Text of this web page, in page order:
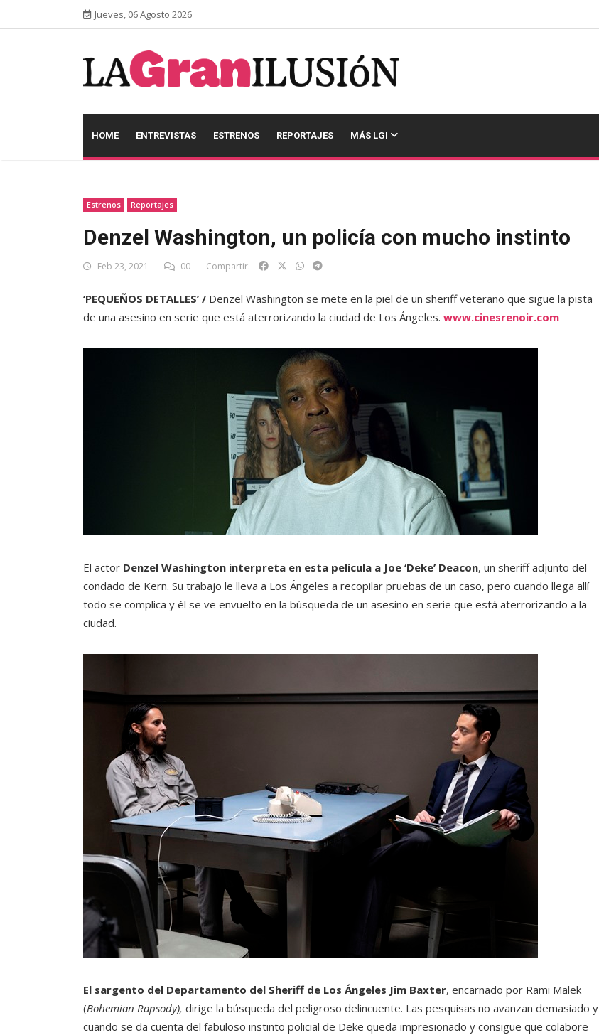
Jueves, 06 Agosto 2026
HOME ENTREVISTAS ESTRENOS REPORTAJES MÁS LGI
Estrenos Reportajes
Denzel Washington, un policía con mucho instinto
Feb 23, 2021 00 Compartir:
‘PEQUEÑOS DETALLES’ / Denzel Washington se mete en la piel de un sheriff veterano que sigue la pista
de una asesino en serie que está aterrorizando la ciudad de Los Ángeles. www.cinesrenoir.com
El actor Denzel Washington interpreta en esta película a Joe ‘Deke’ Deacon, un sheriff adjunto del
condado de Kern. Su trabajo le lleva a Los Ángeles a recopilar pruebas de un caso, pero cuando llega allí
todo se complica y él se ve envuelto en la búsqueda de un asesino en serie que está aterrorizando a la
ciudad.
El sargento del Departamento del Sheriff de Los Ángeles Jim Baxter, encarnado por Rami Malek
(Bohemian Rapsody), dirige la búsqueda del peligroso delincuente. Las pesquisas no avanzan demasiado y
cuando se da cuenta del fabuloso instinto policial de Deke queda impresionado y consigue que colabore